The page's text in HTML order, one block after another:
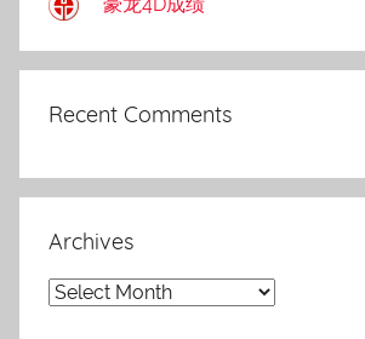
Recent Comments
Archives
Archives